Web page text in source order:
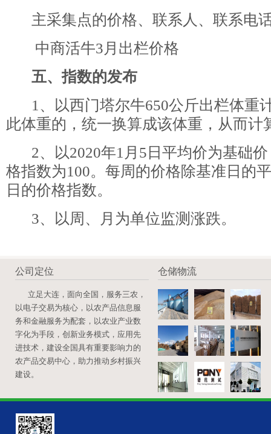
主采集点的价格、联系人、联系电
中商活牛3月出栏价格
五、指数的发布
1、以西门塔尔牛650公斤出栏体重
此体重的，统一换算成该体重，从而计
2、以2020年1月5日平均价为基础价
格指数为100。每周的价格除基准日的
日的价格指数。
3、以周、月为单位监测涨跌。
公司定位
立足大连，面向全国，服务三农，
以电子交易为核心，以农产品信息服
务和金融服务为配套，以农业产业数
字化为手段，创新业务模式，应用先
进技术，建设全国具有重要影响力的
农产品交易中心，助力推动乡村振兴
建设。
仓储物流